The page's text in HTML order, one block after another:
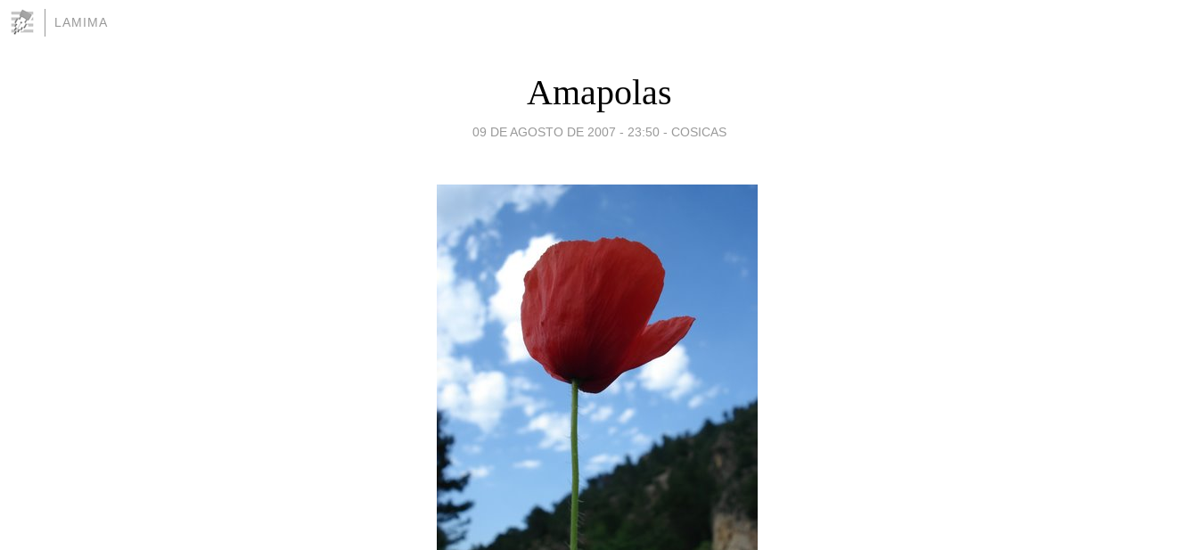
LAMIMA
Amapolas
09 DE AGOSTO DE 2007 - 23:50 - COSICAS